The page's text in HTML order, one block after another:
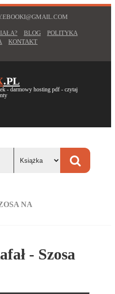
BLOG
POLITYKA
KONTAKT
.PL
- darmowy hosting pdf - czytaj
NA
- Szosa